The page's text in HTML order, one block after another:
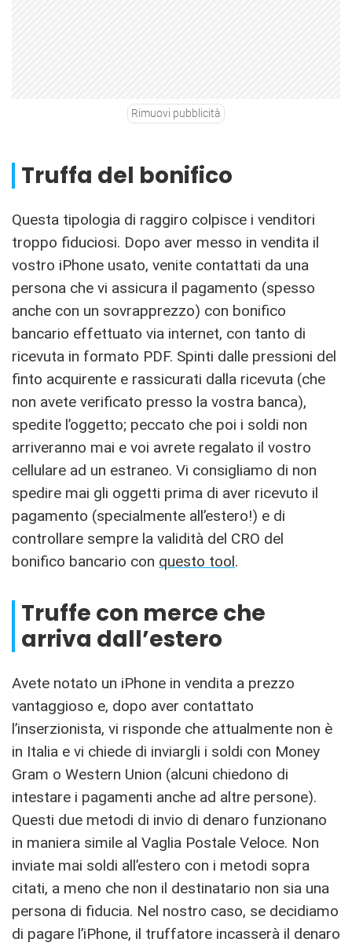
Rimuovi pubblicità
Truffa del bonifico
Questa tipologia di raggiro colpisce i venditori
troppo fiduciosi. Dopo aver messo in vendita il
vostro iPhone usato, venite contattati da una
persona che vi assicura il pagamento (spesso
anche con un sovrapprezzo) con bonifico
bancario effettuato via internet, con tanto di
ricevuta in formato PDF. Spinti dalle pressioni del
finto acquirente e rassicurati dalla ricevuta (che
non avete verificato presso la vostra banca),
spedite l’oggetto; peccato che poi i soldi non
arriveranno mai e voi avrete regalato il vostro
cellulare ad un estraneo. Vi consigliamo di non
spedire mai gli oggetti prima di aver ricevuto il
pagamento (specialmente all’estero!) e di
controllare sempre la validità del CRO del
bonifico bancario con questo tool.
Truffe con merce che
arriva dall’estero
Avete notato un iPhone in vendita a prezzo
vantaggioso e, dopo aver contattato
l’inserzionista, vi risponde che attualmente non è
in Italia e vi chiede di inviargli i soldi con Money
Gram o Western Union (alcuni chiedono di
intestare i pagamenti anche ad altre persone).
Questi due metodi di invio di denaro funzionano
in maniera simile al Vaglia Postale Veloce. Non
inviate mai soldi all’estero con i metodi sopra
citati, a meno che non il destinatario non sia una
persona di fiducia. Nel nostro caso, se decidiamo
di pagare l’iPhone, il truffatore incasserà il denaro